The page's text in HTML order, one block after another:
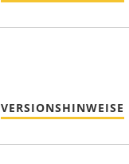
VERSIONSHINWEISE